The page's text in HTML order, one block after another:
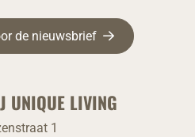
de nieuwsbrief
UNIQUE LIVING
1